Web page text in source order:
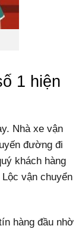
1 hiện
Nhà xe vận
đường đi
khách hàng
vận chuyển
hàng đầu nhờ